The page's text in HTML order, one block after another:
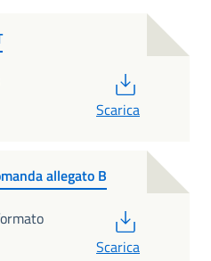
Scarica
allegato B
Scarica